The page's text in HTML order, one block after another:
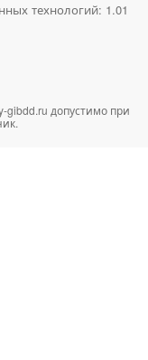
технологий: 1.01
gibdd.ru допустимо при